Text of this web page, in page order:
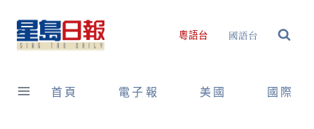
content
粵語台 國語台
首頁 電子報 美國 國際